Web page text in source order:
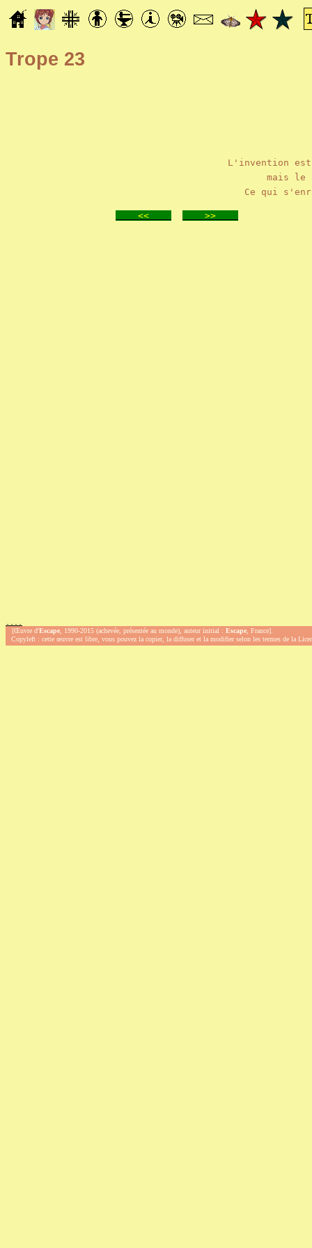
Trope 23
L'invention est
mais le
Ce qui
<< >>
[Œuvre d'Escape, 1990-2015 (achevée, présentée au monde), auteur initial :Escape, France].
Copyleft : cette œuvre est libre, vous pouvez la copier, la diffuser et la modifier selon les termes de la